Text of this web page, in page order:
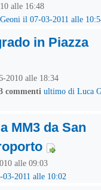
alle 16:48
il 07-03-2011 alle
in Piazza
2010 alle 18:34
commenti ultimo di Luca
MM3 da San
alle 09:03
2011 alle 10:02